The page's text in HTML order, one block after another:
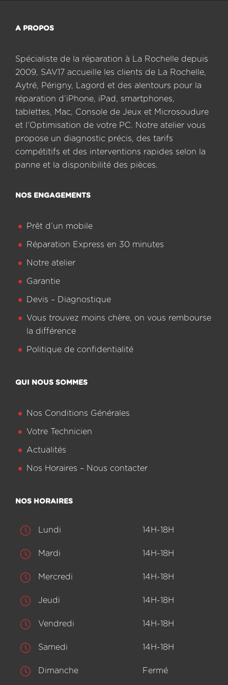
A PROPOS
Spécialiste de la réparation à La Rochelle depuis
2009, SAV17 accueille les clients de La Rochelle,
Aytré, Périgny, Lagord et des alentours pour la
réparation d’iPhone, iPad, smartphones,
tablettes, Mac, Console de Jeux et Microsoudure
et l’Optimisation de votre PC. Notre atelier vous
propose un diagnostic précis, des tarifs
compétitifs et des interventions rapides selon la
panne et la disponibilité des pièces.
NOS ENGAGEMENTS
Prêt d’un mobile
Réparation Express en 30 minutes
Notre atelier
Garantie
Devis – Diagnostique
Vous trouvez moins chère, on vous rembourse
la différence
Politique de confidentialité
QUI NOUS SOMMES
Nos Conditions Générales
Votre Technicien
Actualités
Nos Horaires – Nous contacter
NOS HORAIRES
Lundi 14H-18H
Mardi 14H-18H
Mercredi 14H-18H
Jeudi 14H-18H
Vendredi 14H-18H
Samedi 14H-18H
Dimanche Fermé